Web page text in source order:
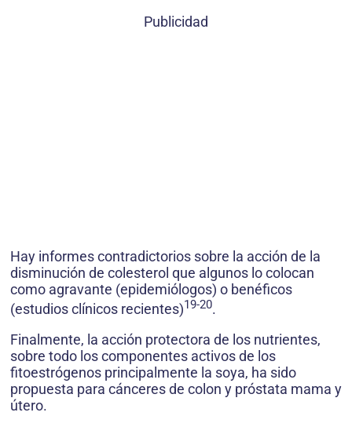
Publicidad
Hay informes contradictorios sobre la acción de la
disminución de colesterol que algunos lo colocan
como agravante (epidemiólogos) o benéficos
(estudios clínicos recientes)19-20.
Finalmente, la acción protectora de los nutrientes,
sobre todo los componentes activos de los
fitoestrógenos principalmente la soya, ha sido
propuesta para cánceres de colon y próstata mama y
útero.